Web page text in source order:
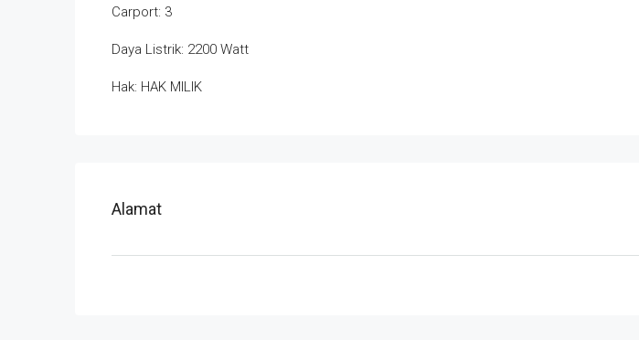
Carport: 3
Daya Listrik: 2200 Watt
Hak: HAK MILIK
Alamat